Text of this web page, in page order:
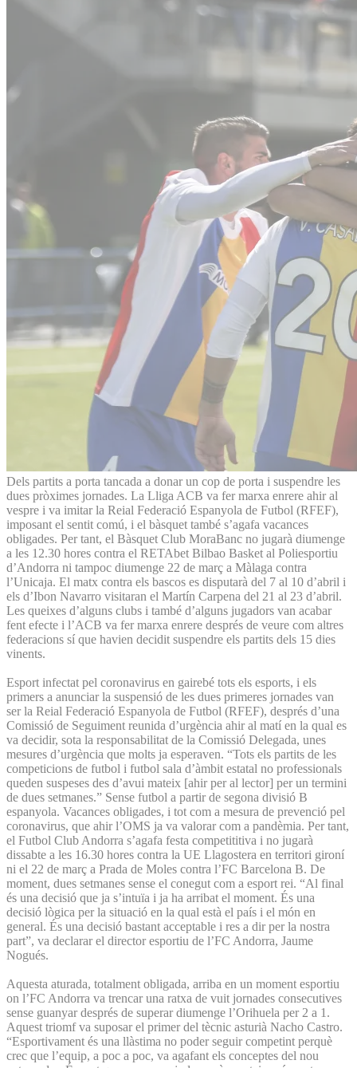
Dels partits a porta tancada a donar un cop de porta i suspendre les
dues pròximes jornades. La Lliga ACB va fer marxa enrere ahir al
vespre i va imitar la Reial Federació Espanyola de Futbol (RFEF),
imposant el sentit comú, i el bàsquet també s’agafa vacances
obligades. Per tant, el Bàsquet Club MoraBanc no jugarà diumenge
a les 12.30 hores contra el RETAbet Bilbao Basket al Poliesportiu
d’Andorra ni tampoc diumenge 22 de març a Màlaga contra
l’Unicaja. El matx contra els bascos es disputarà del 7 al 10 d’abril i
els d’Ibon Navarro visitaran el Martín Carpena del 21 al 23 d’abril.
Les queixes d’alguns clubs i també d’alguns jugadors van acabar
fent efecte i l’ACB va fer marxa enrere després de veure com altres
federacions sí que havien decidit suspendre els partits dels 15 dies
vinents.
Esport infectat pel coronavirus en gairebé tots els esports, i els
primers a anunciar la suspensió de les dues primeres jornades van
ser la Reial Federació Espanyola de Futbol (RFEF), després d’una
Comissió de Seguiment reunida d’urgència ahir al matí en la qual es
va decidir, sota la responsabilitat de la Comissió Delegada, unes
mesures d’urgència que molts ja esperaven. “Tots els partits de les
competicions de futbol i futbol sala d’àmbit estatal no professionals
queden suspeses des d’avui mateix [ahir per al lector] per un termini
de dues setmanes.” Sense futbol a partir de segona divisió B
espanyola. Vacances obligades, i tot com a mesura de prevenció pel
coronavirus, que ahir l’OMS ja va valorar com a pandèmia. Per tant,
el Futbol Club Andorra s’agafa festa competititiva i no jugarà
dissabte a les 16.30 hores contra la UE Llagostera en territori gironí
ni el 22 de març a Prada de Moles contra l’FC Barcelona B. De
moment, dues setmanes sense el conegut com a esport rei. “Al final
és una decisió que ja s’intuïa i ja ha arribat el moment. És una
decisió lògica per la situació en la qual està el país i el món en
general. És una decisió bastant acceptable i res a dir per la nostra
part”, va declarar el director esportiu de l’FC Andorra, Jaume
Nogués.
Aquesta aturada, totalment obligada, arriba en un moment esportiu
on l’FC Andorra va trencar una ratxa de vuit jornades consecutives
sense guanyar després de superar diumenge l’Orihuela per 2 a 1.
Aquest triomf va suposar el primer del tècnic asturià Nacho Castro.
“Esportivament és una llàstima no poder seguir competint perquè
crec que l’equip, a poc a poc, va agafant els conceptes del nou